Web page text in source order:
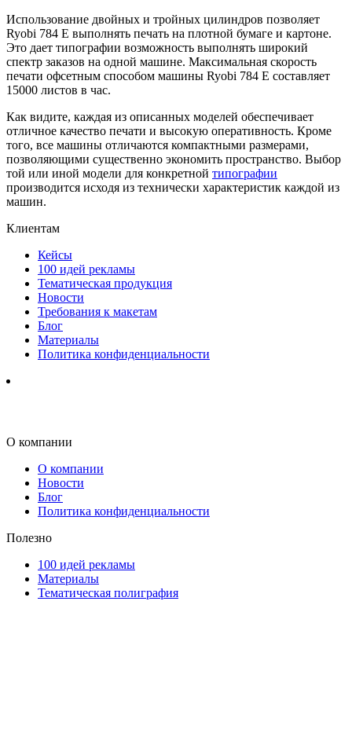
Использование двойных и тройных цилиндров позволяет
Ryobi 784 E выполнять печать на плотной бумаге и картоне.
Это дает типографии возможность выполнять широкий
спектр заказов на одной машине. Максимальная скорость
печати офсетным способом машины Ryobi 784 E составляет
15000 листов в час.
Как видите, каждая из описанных моделей обеспечивает
отличное качество печати и высокую оперативность. Кроме
того, все машины отличаются компактными размерами,
позволяющими существенно экономить пространство. Выбор
той или иной модели для конкретной типографии
производится исходя из технически характеристик каждой из
машин.
Клиентам
Кейсы
100 идей рекламы
Тематическая продукция
Новости
Требования к макетам
Блог
Материалы
Политика конфиденциальности
О компании
О компании
Новости
Блог
Политика конфиденциальности
Полезно
100 идей рекламы
Материалы
Тематическая полиграфия